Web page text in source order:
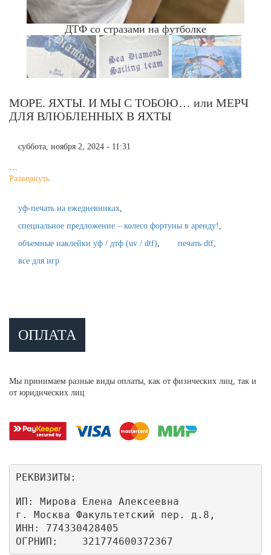
ДТФ со стразами на футболке
МОРЕ. ЯХТЫ. И МЫ С ТОБОЮ… или МЕРЧ
ДЛЯ ВЛЮБЛЕННЫХ В ЯХТЫ
суббота, ноября 2, 2024 - 11:31
…
Развернуть
уф-печать на ежедневниках
специальное предложение – колесо фортуны в аренду!
объемные наклейки уф / дтф (uv / dtf)
печать dtf
все для игр
ОПЛАТА
Мы принимаем разные виды оплаты, как от физических лиц, так и
от юридических лиц
РЕКВИЗИТЫ:
ИП: Мирова Елена Алексеевна
г. Москва Факультетский пер. д.8,
ИНН: 774330428405
ОГРНИП:    321774600372367